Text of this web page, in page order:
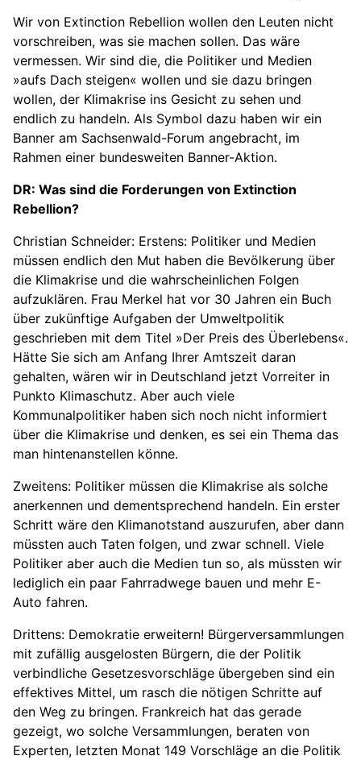
Wir von Extinction Rebellion wollen den Leuten nicht
vorschreiben, was sie machen sollen. Das wäre
vermessen. Wir sind die, die Politiker und Medien
»aufs Dach steigen« wollen und sie dazu bringen
wollen, der Klimakrise ins Gesicht zu sehen und
endlich zu handeln. Als Symbol dazu haben wir ein
Banner am Sachsenwald-Forum angebracht, im
Rahmen einer bundesweiten Banner-Aktion.
DR: Was sind die Forderungen von Extinction
Rebellion?
Christian Schneider: Erstens: Politiker und Medien
müssen endlich den Mut haben die Bevölkerung über
die Klimakrise und die wahrscheinlichen Folgen
aufzuklären. Frau Merkel hat vor 30 Jahren ein Buch
über zukünftige Aufgaben der Umweltpolitik
geschrieben mit dem Titel »Der Preis des Überlebens«.
Hätte Sie sich am Anfang Ihrer Amtszeit daran
gehalten, wären wir in Deutschland jetzt Vorreiter in
Punkto Klimaschutz. Aber auch viele
Kommunalpolitiker haben sich noch nicht informiert
über die Klimakrise und denken, es sei ein Thema das
man hintenanstellen könne.
Zweitens: Politiker müssen die Klimakrise als solche
anerkennen und dementsprechend handeln. Ein erster
Schritt wäre den Klimanotstand auszurufen, aber dann
müssten auch Taten folgen, und zwar schnell. Viele
Politiker aber auch die Medien tun so, als müssten wir
lediglich ein paar Fahrradwege bauen und mehr E-
Auto fahren.
Drittens: Demokratie erweitern! Bürgerversammlungen
mit zufällig ausgelosten Bürgern, die der Politik
verbindliche Gesetzesvorschläge übergeben sind ein
effektives Mittel, um rasch die nötigen Schritte auf
den Weg zu bringen. Frankreich hat das gerade
gezeigt, wo solche Versammlungen, beraten von
Experten, letzten Monat 149 Vorschläge an die Politik